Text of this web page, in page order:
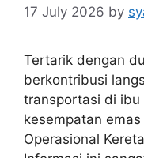
17 July 2026 by
Tertarik dengan
berkontribusi
transportasi di ibu
kesempatan
Operasional